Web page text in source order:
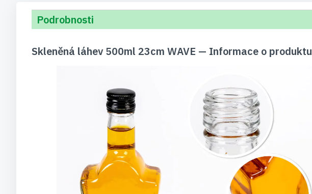
Podrobnosti
Skleněná láhev 500ml 23cm WAVE — Informace o produktu